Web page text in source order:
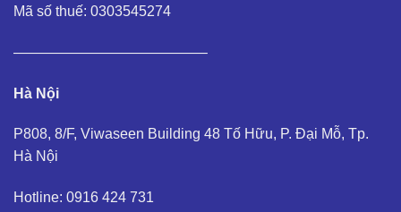
Mã số thuế: 0303545274
—————————————–
Hà Nội
P808, 8/F, Viwaseen Building 48 Tố Hữu, P. Đại Mỗ, Tp.
Hà Nội
Hotline: 0916 424 731